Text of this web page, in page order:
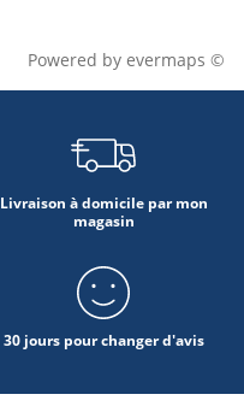
Powered by evermaps ©
Livraison à domicile par mon
magasin
30 jours pour changer d'avis